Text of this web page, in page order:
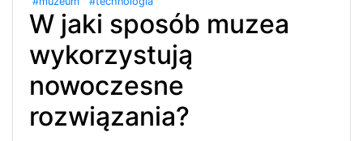
W jaki sposób muzea
wykorzystują
nowoczesne
rozwiązania?